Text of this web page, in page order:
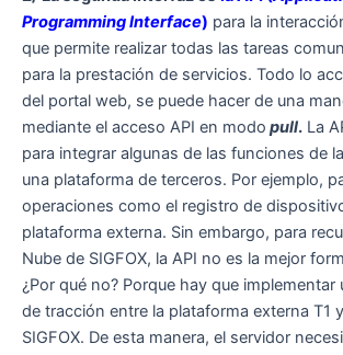
Programming Interface) para la
que permite realizar todas las tareas
para la prestación de servicios. Todo lo
del portal web, se puede hacer de una
mediante el acceso API en modo pull. La
para integrar algunas de las funciones de
una plataforma de terceros. Por ejemplo,
operaciones como el registro de
plataforma externa. Sin embargo, para
Nube de SIGFOX, la API no es la mejor
¿Por qué no? Porque hay que implementar
de tracción entre la plataforma externa T1
SIGFOX. De esta manera, el servidor